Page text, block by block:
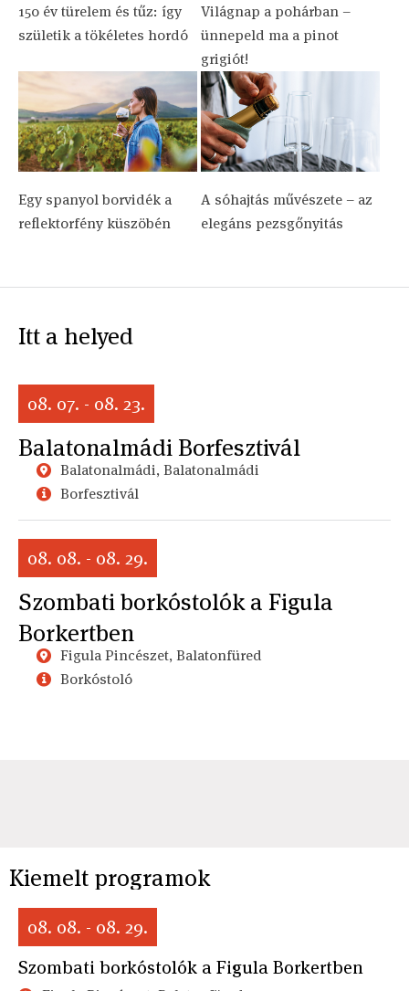
150 év türelem és tűz: így
születik a tökéletes hordó
Világnap a pohárban –
ünnepeld ma a pinot
grigiót!
Egy spanyol borvidék a
reflektorfény küszöbén
A sóhajtás művészete – az
elegáns pezsgőnyitás
Itt a helyed
08. 07. - 08. 23.
Balatonalmádi Borfesztivál
Balatonalmádi, Balatonalmádi
Borfesztivál
08. 08. - 08. 29.
Szombati borkóstolók a Figula
Borkertben
Figula Pincészet, Balatonfüred
Borkóstoló
Kiemelt programok
08. 08. - 08. 29.
Szombati borkóstolók a Figula Borkertben